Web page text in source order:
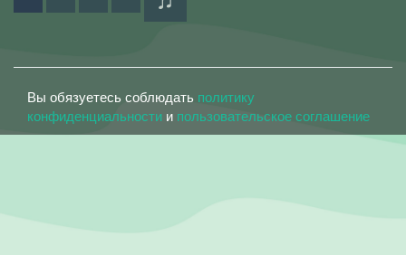
Вы обязуетесь соблюдать политику
конфиденциальности и пользовательское соглашение